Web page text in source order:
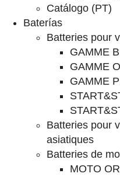
Catálogo (PT)
Baterías
Batteries pour
GAMME
GAMME
GAMME
Batteries pour
asiatiques
Batteries de
MOTO